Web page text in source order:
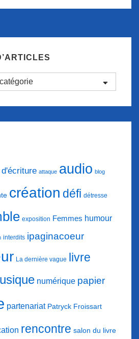
attaque audio blog
création défi détresse
exposition Femmes humour
interdits ipaginacoeur
La dernière vague livre
numérique papier
partenariat Patryck Froissart
rencontre salon du livre